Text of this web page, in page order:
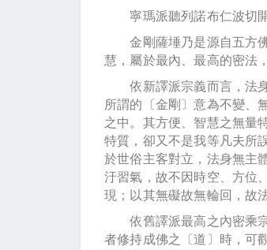
寧瑪派聽列諾布仁波切
金剛薩埵乃是源自五方佛
慧，屬於最內、最高的密法
依新譯派宗義而言，法身
所謂的〔金剛〕意為不變、
之中。其方便、智慧之無量
特質，卻又不是我等凡夫所
於世俗主客對立，法身無主
汙習氣，故不因時空、方位
現；以其無礙故無輪回，故
依舊譯派最高之內密乘宗
者修持成佛之〔道〕時，可